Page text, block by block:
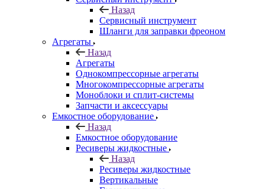
Назад
Сервисный инструмент
Шланги для заправки фреоном
Агрегаты
Назад
Агрегаты
Однокомпрессорные агрегаты
Многокомпрессорные агрегаты
Моноблоки и сплит-системы
Запчасти и аксессуары
Емкостное оборудование
Назад
Емкостное оборудование
Ресиверы жидкостные
Назад
Ресиверы жидкостные
Вертикальные